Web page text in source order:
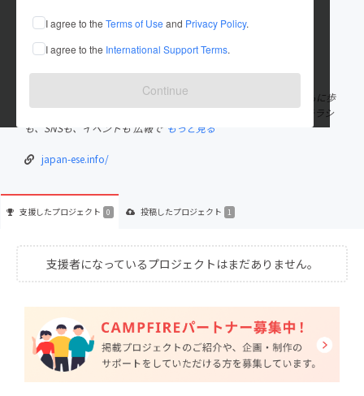
I agree to the Terms of Use and Privacy Policy.
I agree to the International Support Terms.
Continue
これまでに1件のプロジェクトを投稿しています
在住国：日本 現在地：滋賀県
出身国：日本 出身地：滋賀県
⸜ 滋賀を世界で住みたいまちNo.1にする ⸝ 滋賀を愛する仲間とともに歩
み続けて15年。 WEB制作から広報支援へと転身し、 サイトも、チラシ
も、SNSも、イベントも 広報で もっと見る
japan-ese.info/
支援したプロジェクト 0 投稿したプロジェクト 1
支援者になっているプロジェクトはまだありません。